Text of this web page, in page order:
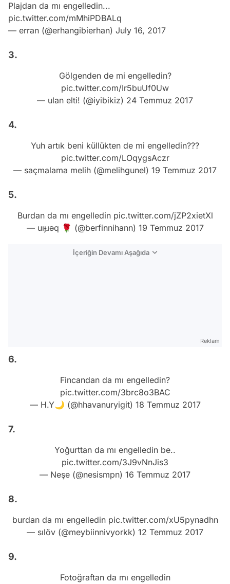
Plajdan da mı engelledin...
pic.twitter.com/mMhiPDBALq
— erran (@erhangibierhan) July 16, 2017
3.
Gölgenden de mi engelledin?
pic.twitter.com/Ir5buUf0Uw
— ulan elti! (@iyibikiz) 24 Temmuz 2017
4.
Yuh artık beni küllükten de mi engelledin???
pic.twitter.com/LOqygsAczr
— saçmalama melih (@melihgunel) 19 Temmuz 2017
5.
Burdan da mı engelledin pic.twitter.com/jZP2xietXl
— uıɟɹǝq 🌹 (@berfinnihann) 19 Temmuz 2017
İçeriğin Devamı Aşağıda
Reklam
6.
Fincandan da mı engelledin?
pic.twitter.com/3brc8o3BAC
— H.Y🌙 (@hhavanuryigit) 18 Temmuz 2017
7.
Yoğurttan da mı engelledin be..
pic.twitter.com/3J9vNnJis3
— Neşe (@nesismpn) 16 Temmuz 2017
8.
burdan da mı engelledin pic.twitter.com/xU5pynadhn
— sılöv (@meybiinnivyorkk) 12 Temmuz 2017
9.
Fotoğraftan da mı engelledin